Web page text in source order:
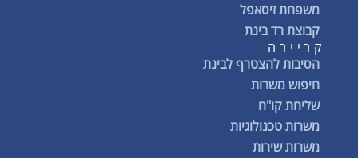
משפחת זיסאפל
קבוצת רד בינת
קריירה
הסיבות להצטרף לבינת
חיפוש משרות
שליחת קו"ח
משרות טכנולוגיות
משרות שירות